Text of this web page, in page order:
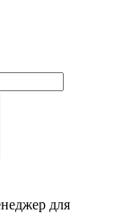
для